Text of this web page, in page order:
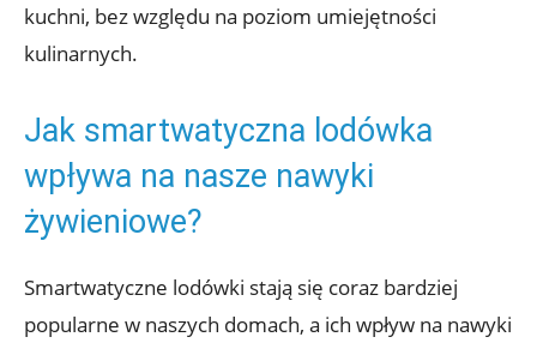
kuchni, bez względu na poziom umiejętności
kulinarnych.
Jak smartwatyczna lodówka
wpływa na nasze nawyki
żywieniowe?
Smartwatyczne lodówki stają się coraz bardziej
popularne w naszych domach, a ich wpływ na nawyki